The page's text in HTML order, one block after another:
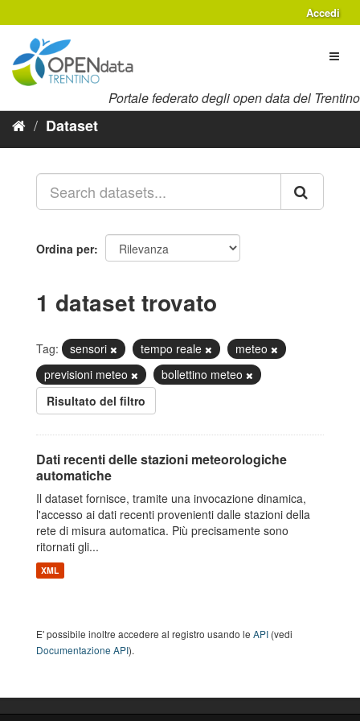
al
contenuto
Accedi
Portale federato degli open data del Trentino
Dataset
Ordina per
1 dataset trovato
Tag: sensori tempo reale
meteo
previsioni meteo
bollettino meteo
Risultato del filtro
Dati recenti delle stazioni meteorologiche
automatiche
Il dataset fornisce, tramite una invocazione dinamica,
l'accesso ai dati recenti provenienti dalle stazioni della
rete di misura automatica. Più precisamente sono
ritornati gli...
XML
E' possibile inoltre accedere al registro usando le API (vedi
Documentazione API).